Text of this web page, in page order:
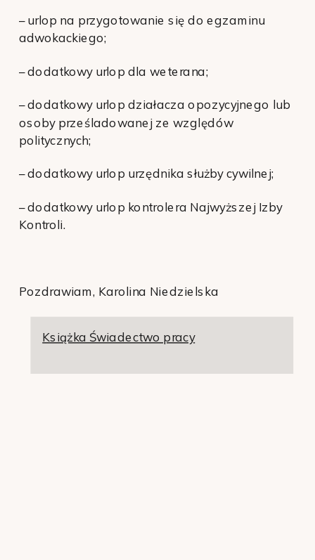
– urlop na przygotowanie się do egzaminu
adwokackiego;
– dodatkowy urlop dla weterana;
– dodatkowy urlop działacza opozycyjnego lub
osoby prześladowanej ze względów
politycznych;
– dodatkowy urlop urzędnika służby cywilnej;
– dodatkowy urlop kontrolera Najwyższej Izby
Kontroli.
Pozdrawiam, Karolina Niedzielska
Książka Świadectwo pracy